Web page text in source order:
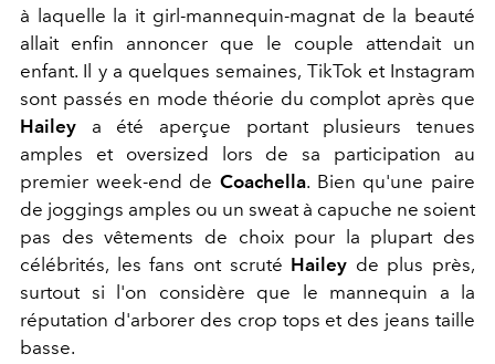
à laquelle la it girl-mannequin-magnat de la beauté
allait enfin annoncer que le couple attendait un
enfant. Il y a quelques semaines, TikTok et Instagram
sont passés en mode théorie du complot après que
Hailey a été aperçue portant plusieurs tenues
amples et oversized lors de sa participation au
premier week-end de Coachella. Bien qu'une paire
de joggings amples ou un sweat à capuche ne soient
pas des vêtements de choix pour la plupart des
célébrités, les fans ont scruté Hailey de plus près,
surtout si l'on considère que le mannequin a la
réputation d'arborer des crop tops et des jeans taille
basse.